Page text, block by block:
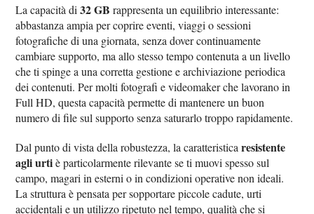
La capacità di32 GB rappresenta un equilibrio interessante:
abbastanza ampia per coprire eventi, viaggi o sessioni
fotografiche di una giornata, senza dover continuamente
cambiare supporto, ma allo stesso tempo contenuta a un livello
che ti spinge a una corretta gestione e archiviazione periodica
dei contenuti. Per molti fotografi e videomaker che lavorano in
Full HD, questa capacità permette di mantenere un buon
numero di file sul supporto senza saturarlo troppo rapidamente.
Dal punto di vista della robustezza, la caratteristicaresistente
agli urtiè particolarmente rilevante se ti muovi spesso sul
campo, magari in esterni o in condizioni operative non ideali.
La struttura è pensata per sopportare piccole cadute, urti
accidentali e un utilizzo ripetuto nel tempo, qualità che si